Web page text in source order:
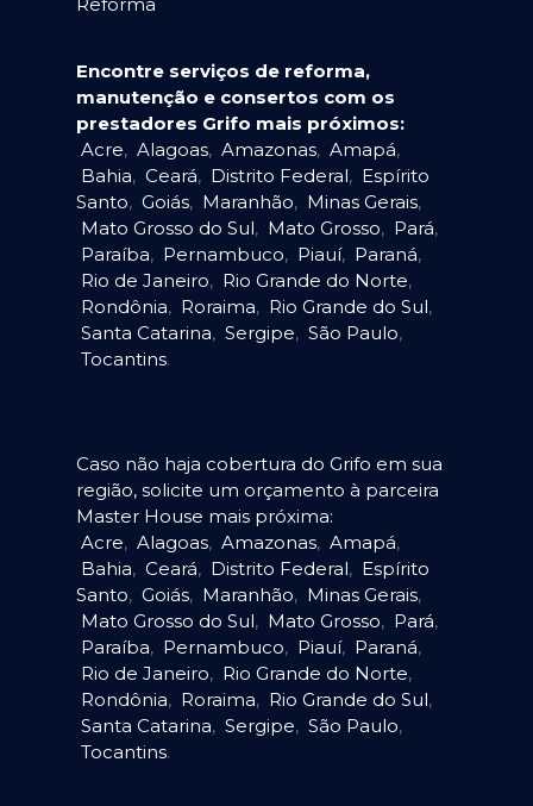
Encontre serviços de reforma,
manutenção e consertos com os
prestadores Grifo mais próximos:
Acre, Alagoas, Amazonas, Amapá,
Bahia, Ceará, Distrito Federal, Espírito
Santo, Goiás, Maranhão, Minas Gerais,
Mato Grosso do Sul, Mato Grosso, Pará,
Paraíba, Pernambuco, Piauí, Paraná,
Rio de Janeiro, Rio Grande do Norte,
Rondônia, Roraima, Rio Grande do Sul,
Santa Catarina, Sergipe, São Paulo,
Tocantins.
Caso não haja cobertura do Grifo em sua
região, solicite um orçamento à parceira
Master House mais próxima:
Acre, Alagoas, Amazonas, Amapá,
Bahia, Ceará, Distrito Federal, Espírito
Santo, Goiás, Maranhão, Minas Gerais,
Mato Grosso do Sul, Mato Grosso, Pará,
Paraíba, Pernambuco, Piauí, Paraná,
Rio de Janeiro, Rio Grande do Norte,
Rondônia, Roraima, Rio Grande do Sul,
Santa Catarina, Sergipe, São Paulo,
Tocantins.